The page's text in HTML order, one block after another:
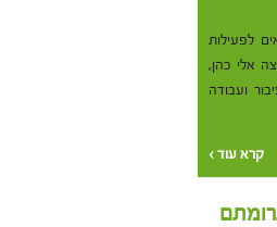
רמת יוסף אירחה השבוע כ-130 גימלאים לפעילות
אלי כהן,
ועבודה
קרא עוד ›